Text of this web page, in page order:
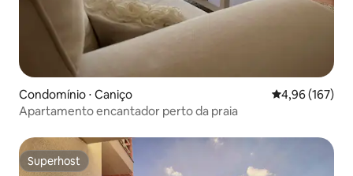
Condomínio ⋅ Caniço 4,96 de uma
4,96 (167)
Apartamento encantador perto da praia
Superhost
Superhost